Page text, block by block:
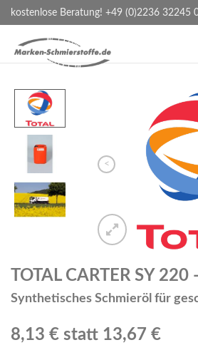
kostenlose Beratung! +49 (0)2236 32245
<
TOTAL CARTER SY 220
Synthetisches Schmieröl für
8,13 € statt 13,67 €